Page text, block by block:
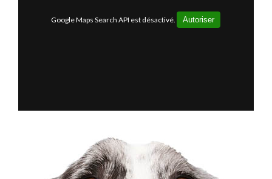
Google Maps Search API est désactivé. Autoriser